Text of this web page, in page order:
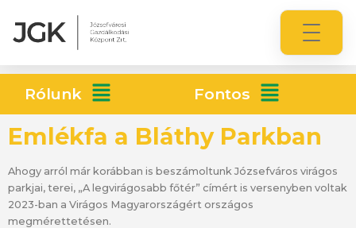
Rólunk Fontos
Emlékfa a Bláthy Parkban
Ahogy arról már korábban is beszámoltunk Józsefváros virágos
parkjai, terei, „A legvirágosabb főtér” címért is versenyben voltak
2023-ban a Virágos Magyarországért országos
megmérettetésen.